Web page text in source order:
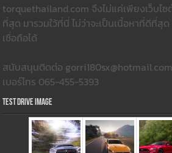
torquethailand.com จึงไม่แค่เพียงเว็บไ
ที่สุด มารวมใว้ที่นี่ ไม่ว่าจะเป็นเนื้อหาที่ดีที่
เชื่อถือได้
สนับสนุนติดต่อ gorri180sx@hotmail.com
เบอร์โทร 065-455-5393
Test Drive Image